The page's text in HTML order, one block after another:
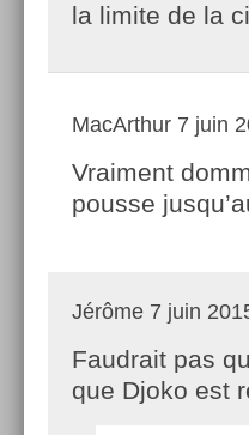
la limite de la
MacArthur 7 juin
Vraiment
pousse
Jérôme 7 juin
Faudrait pas
que Djoko est